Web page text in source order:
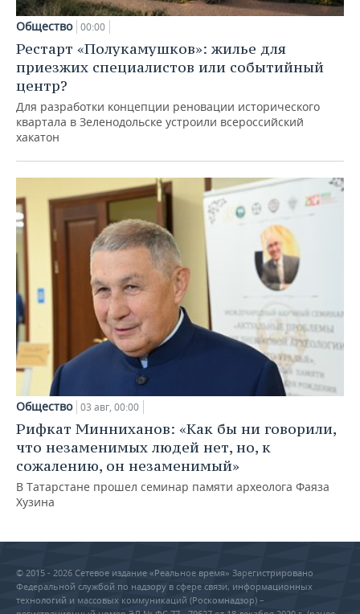
Общество 00:00
Рестарт «Полукамушков»: жилье для
приезжих специалистов или событийный
центр?
Для разработки концепции реновации исторического
квартала в Зеленодольске устроили всероссийский
хакатон
Общество 03 авг, 00:00
Рифкат Минниханов: «Как бы ни говорили,
что незаменимых людей нет, но, к
сожалению, он незаменимый»
В Татарстане прошел семинар памяти археолога Фаяза
Хузина
© 2015 - 2026 Сетевое издание «Реальное время» Зарегистрировано
Федеральной службой по надзору в сфере связи, информационных
технологий и массовых коммуникаций (Роскомнадзор) –